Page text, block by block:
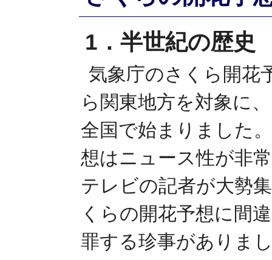
1．半世紀の歴史
気象庁のさくら開花
ら関東地方を対象に
全国で始まりました
想はニュース性が非
テレビの記者が大勢
くらの開花予想に間
罪する珍事がありま